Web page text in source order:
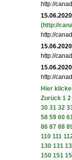
http://
15.06.2020
(http://
http://
15.06.2020
http://
15.06.2020
http://
Hier
Zurück 1 2
30 31 32
58 59 60
86 87 88
110 111
130 131
150 151